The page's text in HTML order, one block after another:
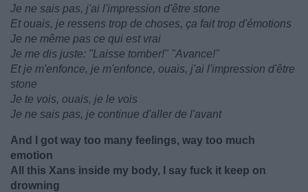
Je ne sais pas, j'ai l'impression d'être stone
Et ouais, je ressens trop de choses, ça fait trop d'émotions
Je ne même pas ce qui est vrai
Je me dis juste: "Laisse tomber!" "Avance!"
Et je m'enfonce, je m'enfonce, ouais, j'ai l'impression d'être
stone
Je te vois, ouais, je le vois
Je ne sais pas, je continue d'aller de l'avant
And I got way too many feelings, way too much
emotion
All this Xans inside my body, I say fuck it keep on
drowning